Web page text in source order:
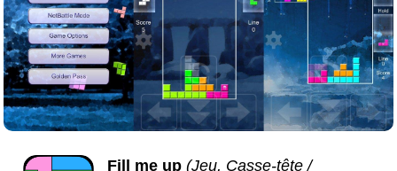
Fill me up (Jeu, Casse-tête /